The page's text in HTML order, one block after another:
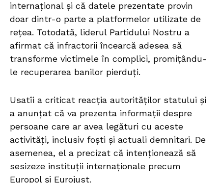
internațional și că datele prezentate provin
doar dintr-o parte a platformelor utilizate de
rețea. Totodată, liderul Partidului Nostru a
afirmat că infractorii încearcă adesea să
transforme victimele în complici, promițându-
le recuperarea banilor pierduți.
Usatîi a criticat reacția autorităților statului și
a anunțat că va prezenta informații despre
persoane care ar avea legături cu aceste
activități, inclusiv foști și actuali demnitari. De
asemenea, el a precizat că intenționează să
sesizeze instituții internaționale precum
Europol și Eurojust.